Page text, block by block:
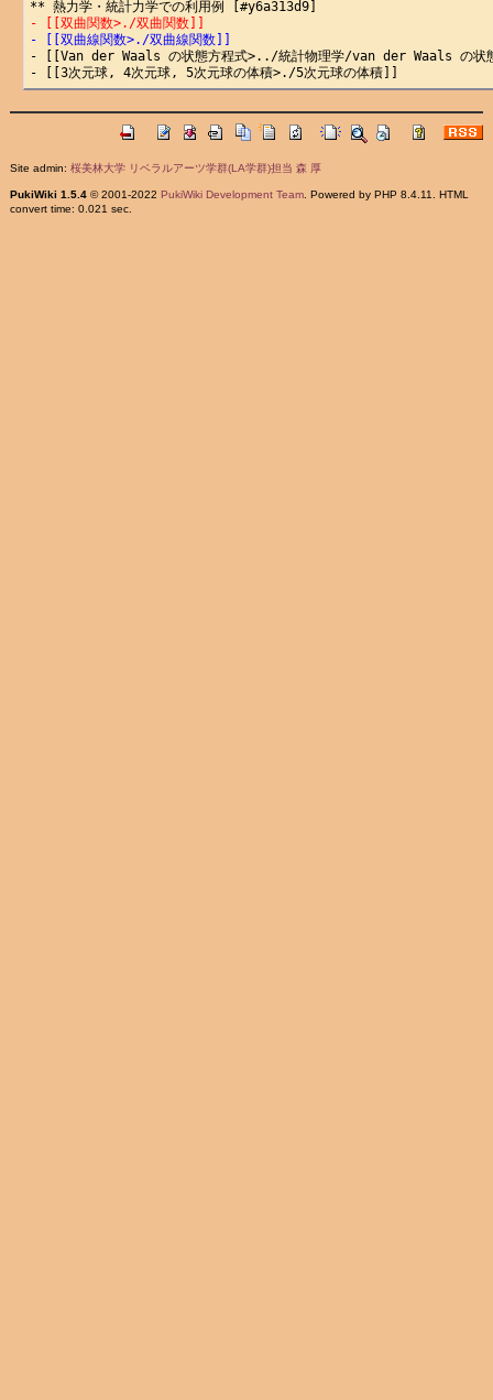
- [[双曲関数>./双曲関数]]
- [[双曲線関数>./双曲線関数]]
- [[Van der Waals の状態方程式>../統計物理学/van der Waals の状
Site admin: 桜美林大学 リベラルアーツ学群(LA学群)担当 森 厚
PukiWiki 1.5.4© 2001-2022 PukiWiki Development Team. Powered by PHP 8.4.11. HTML
convert time: 0.021 sec.